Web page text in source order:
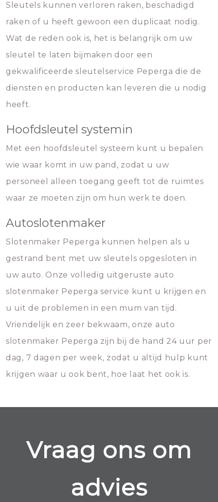
Sleutels kunnen verloren raken, beschadigd
raken of u heeft gewoon een duplicaat nodig.
Wat de reden ook is, het is belangrijk om uw
sleutel te laten bijmaken door een
gekwalificeerde sleutelservice Peperga die de
diensten en producten kan leveren die u nodig
heeft.
Hoofdsleutel systemin
Met een hoofdsleutel systeem kunt u bepalen
wie waar komt in uw pand, zodat u uw
personeel alleen toegang geeft tot de ruimtes
waar ze moeten zijn om hun werk te doen.
Autoslotenmaker
Slotenmaker Peperga kunnen helpen als u
gestrand bent met uw sleutels opgesloten in
uw auto. Onze volledig uitgeruste auto
slotenmaker Peperga service kunt u krijgen en
u uit de problemen in een mum van tijd.
Vriendelijk en zeer bekwaam, onze auto
slotenmaker Peperga zijn bij de hand 24 uur per
dag, 7 dagen per week, zodat u altijd hulp kunt
krijgen waar u ook bent, hoe laat het ook is.
Vraag ons om
advies